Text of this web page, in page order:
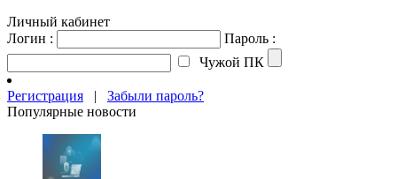
Личный кабинет
Логин :
Пароль :
Чужой ПК
Регистрация | Забыли пароль?
Популярные новости